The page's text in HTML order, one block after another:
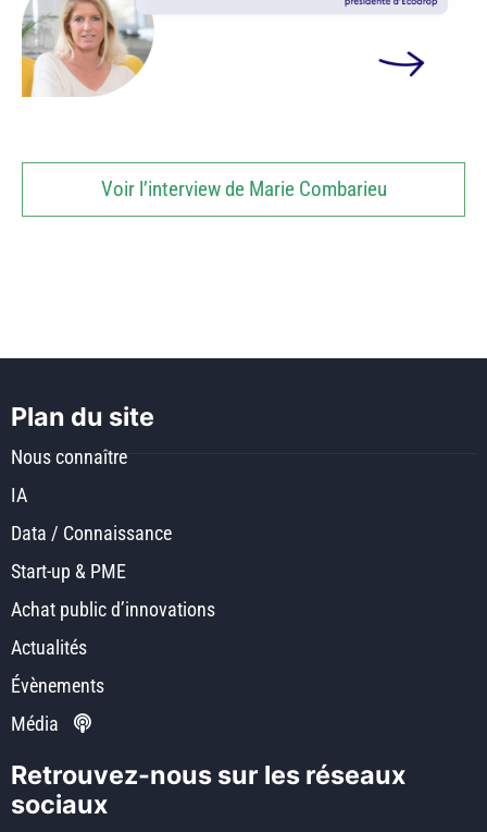
Voir l’interview de Marie Combarieu
Plan du site
Nous connaître
IA
Data / Connaissance
Start-up & PME
Achat public d’innovations
Actualités
Évènements
Média
Retrouvez-nous sur les réseaux
sociaux